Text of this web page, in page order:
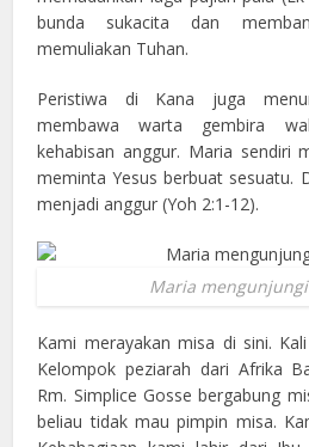
bunda sukacita dan
memuliakan Tuhan.
Peristiwa di Kana juga
membawa warta gembira
kehabisan anggur. Maria sendiri
meminta Yesus berbuat sesuatu.
menjadi anggur (Yoh 2:1-12).
Maria
Kami merayakan misa di sini.
Kelompok peziarah dari Afrika
Rm. Simplice Gosse bergabung
beliau tidak mau pimpin misa.